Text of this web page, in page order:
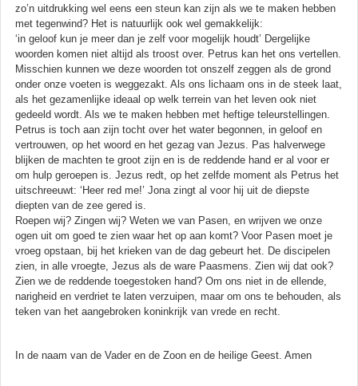
zo’n uitdrukking wel eens een steun kan zijn als we te maken hebben
met tegenwind? Het is natuurlijk ook wel gemakkelijk:
‘in geloof kun je meer dan je zelf voor mogelijk houdt’ Dergelijke
woorden komen niet altijd als troost over. Petrus kan het ons vertellen.
Misschien kunnen we deze woorden tot onszelf zeggen als de grond
onder onze voeten is weggezakt. Als ons lichaam ons in de steek laat,
als het gezamenlijke ideaal op welk terrein van het leven ook niet
gedeeld wordt. Als we te maken hebben met heftige teleurstellingen.
Petrus is toch aan zijn tocht over het water begonnen, in geloof en
vertrouwen, op het woord en het gezag van Jezus. Pas halverwege
blijken de machten te groot zijn en is de reddende hand er al voor er
om hulp geroepen is. Jezus redt, op het zelfde moment als Petrus het
uitschreeuwt: ‘Heer red me!’ Jona zingt al voor hij uit de diepste
diepten van de zee gered is.
Roepen wij? Zingen wij? Weten we van Pasen, en wrijven we onze
ogen uit om goed te zien waar het op aan komt? Voor Pasen moet je
vroeg opstaan, bij het krieken van de dag gebeurt het. De discipelen
zien, in alle vroegte, Jezus als de ware Paasmens. Zien wij dat ook?
Zien we de reddende toegestoken hand? Om ons niet in de ellende,
narigheid en verdriet te laten verzuipen, maar om ons te behouden, als
teken van het aangebroken koninkrijk van vrede en recht.
In de naam van de Vader en de Zoon en de heilige Geest. Amen